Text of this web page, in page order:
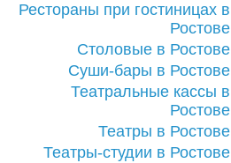
Рестораны при гостиницах в
Ростове
Столовые в Ростове
Суши-бары в Ростове
Театральные кассы в
Ростове
Театры в Ростове
Театры-студии в Ростове